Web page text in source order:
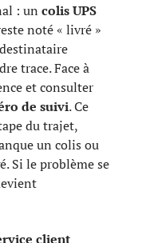
: un colis UPS
noté « livré »
trace. Face à
et consulter
de suivi. Ce
du trajet,
un colis ou
Si le problème se
client